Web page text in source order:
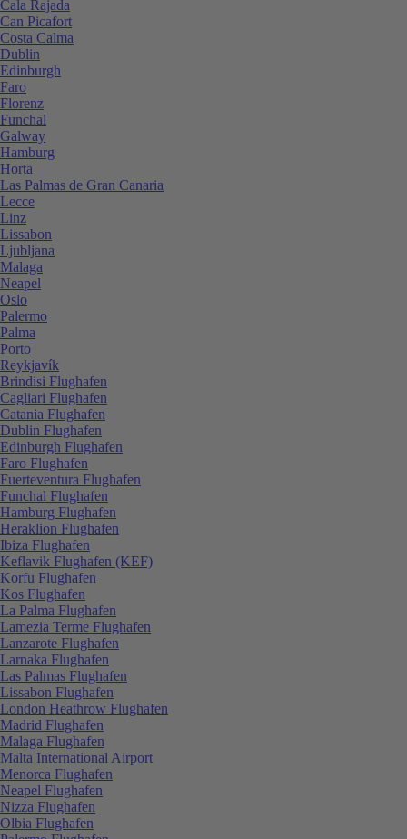
Cala Rajada
Can Picafort
Costa Calma
Dublin
Edinburgh
Faro
Florenz
Funchal
Galway
Hamburg
Horta
Las Palmas de Gran Canaria
Lecce
Linz
Lissabon
Ljubljana
Malaga
Neapel
Oslo
Palermo
Palma
Porto
Reykjavík
Brindisi Flughafen
Cagliari Flughafen
Catania Flughafen
Dublin Flughafen
Edinburgh Flughafen
Faro Flughafen
Fuerteventura Flughafen
Funchal Flughafen
Hamburg Flughafen
Heraklion Flughafen
Ibiza Flughafen
Keflavik Flughafen (KEF)
Korfu Flughafen
Kos Flughafen
La Palma Flughafen
Lamezia Terme Flughafen
Lanzarote Flughafen
Larnaka Flughafen
Las Palmas Flughafen
Lissabon Flughafen
London Heathrow Flughafen
Madrid Flughafen
Malaga Flughafen
Malta International Airport
Menorca Flughafen
Neapel Flughafen
Nizza Flughafen
Olbia Flughafen